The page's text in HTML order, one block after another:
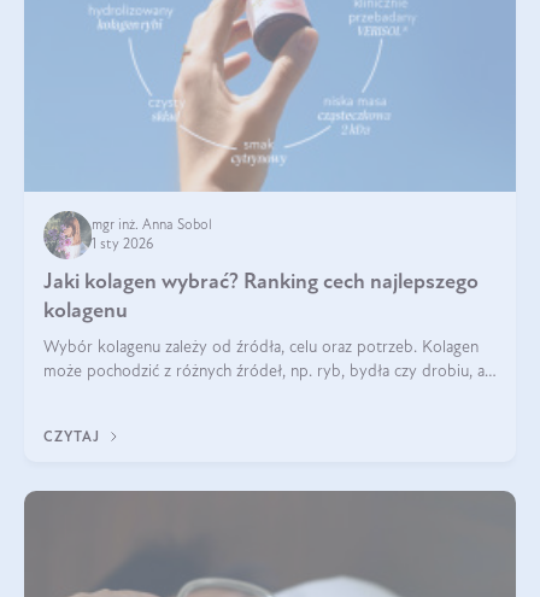
mgr inż. Anna Sobol
1 sty 2026
Jaki kolagen wybrać? Ranking cech najlepszego
kolagenu
Wybór kolagenu zależy od źródła, celu oraz potrzeb. Kolagen
może pochodzić z różnych źródeł, np. ryb, bydła czy drobiu, a
bydlęcy.
CZYTAJ